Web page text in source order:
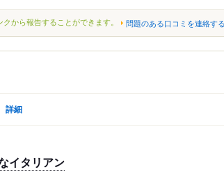
から報告することができます。 問題のある口コミを連絡する
詳細
イタリアン